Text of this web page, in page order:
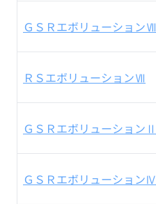
ＧＳＲエボリューションⅦ
ＲＳエボリューションⅦ
ＧＳＲエボリューションⅡ
ＧＳＲエボリューションⅣ